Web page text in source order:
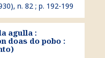
n. 82 ; p. 192-199
con doas do
agulla :
doas do pobo :